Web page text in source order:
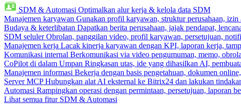
SDM & Automasi Optimalkan alur kerja & kelola data SDM
Manajemen karyawan Gunakan profil karyawan, struktur perusahaan,
Budaya & keterlibatan Dapatkan berita perusahaan, jajak pendapat,
SDM seluler Obrolan, panggilan video, profil karyawan, persetujuan,
Manajemen kerja Lacak kinerja karyawan dengan KPI, laporan kerja,
Komunikasi internal Berkomunikasi via video pengumuman, memo,
CoPilot di dalam Umpan Ringkasan utas, ide yang dihasilkan AI,
Manajemen informasi Bekerja dengan basis pengetahuan, dokumen
Server MCP Hubungkan alat AI eksternal ke Bitrix24 dan lakukan
Automasi Rampingkan operasi dengan permintaan, persetujuan, laporan
Lihat semua fitur SDM & Automasi